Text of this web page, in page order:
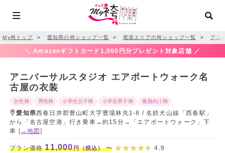
My袴トップ ＞ 愛知県の袴ショップ一覧 ＞ 尾張エリアの袴ショップ一覧 ＞ アニ
＼ Amazonギフトカード1,000円分プレゼント対象店舗 ／
アニバーサルスタジオ エアポートウォーク名
古屋の衣装
女性袴 男性袴 小学生女子袴 小学生男子袴 教員向け袴
愛知県西春日井郡豊山町大字豊場林先1-8 / 名鉄犬山線「西春駅」
から「名古屋空港」行き乗車→約15分→「エアポートウォーク」下
車 [→地図]
プラン価格11,000円（税込）〜 4.9